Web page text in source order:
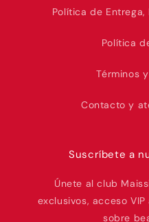
Política de
Política
Términos
Contacto y
Suscríbete a
Únete al club
exclusivos, acceso
sobre